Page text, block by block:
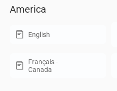
America
English
Français -
Canada